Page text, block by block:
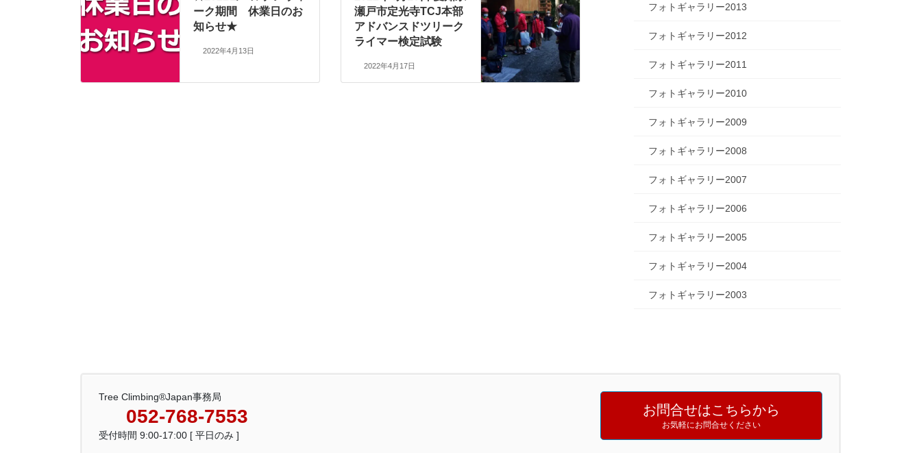
ーク期間 休業日のお
知らせ★
2022年4月13日
瀬戸市定光寺TCJ本部
アドバンスドツリーク
ライマー検定試験
2022年4月17日
フォトギャラリー2013
フォトギャラリー2012
フォトギャラリー2011
フォトギャラリー2010
フォトギャラリー2009
フォトギャラリー2008
フォトギャラリー2007
フォトギャラリー2006
フォトギャラリー2005
フォトギャラリー2004
フォトギャラリー2003
Tree Climbing®Japan事務局
052-768-7553
受付時間 9:00-17:00 [ 平日のみ ]
お問合せはこちらから
お気軽にお問合せください